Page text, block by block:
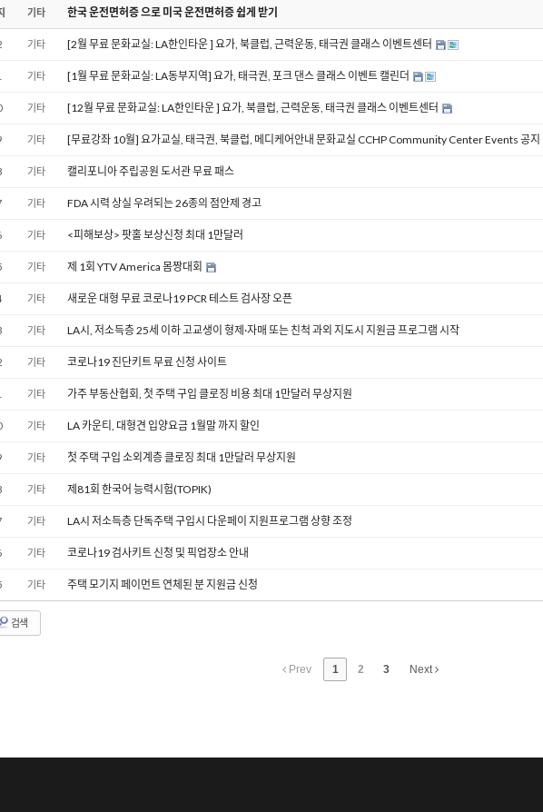
기타 한국 운전면허증 으로 미국 운전면허증 쉽게 받기
기타 [2월 무료 문화교실: LA한인타운 ] 요가, 북클럽, 근력운동, 태극권 클래스 이벤트센터
기타 [1월 무료 문화교실: LA동부지역] 요가, 태극권, 포크 댄스 클래스 이벤트 캘린더
기타 [12월 무료 문화교실: LA한인타운 ] 요가, 북클럽, 근력운동, 태극권 클래스 이벤트센터
기타 [무료강좌 10월] 요가교실, 태극권, 북클럽, 메디케어안내 문화교실 CCHP Community Center Events 공지
기타 캘리포니아 주립공원 도서관 무료 패스
기타 FDA 시력 상실 우려되는 26종의 점안제 경고
기타 <피해보상> 팟홀 보상신청 최대 1만달러
기타 제 1회 YTV America 몸짱대회
기타 새로운 대형 무료 코로나19 PCR 테스트 검사장 오픈
기타 LA시, 저소득층 25세 이하 고교생이 형제·자매 또는 친척 과외 지도시 지원금 프로그램 시작
기타 코로나19 진단키트 무료 신청 사이트
기타 가주 부동산협회, 첫 주택 구입 클로징 비용 최대 1만달러 무상지원
기타 LA 카운티, 대형견 입양요금 1월말 까지 할인
기타 첫 주택 구입 소외계층 클로징 최대 1만달러 무상지원
기타 제81회 한국어 능력시험(TOPIK)
기타 LA시 저소득층 단독주택 구입시 다운페이 지원프로그램 상향 조정
기타 코로나19 검사키트 신청 및 픽업장소 안내
기타 주택 모기지 페이먼트 연체된 분 지원금 신청
검색
Prev 1 2 3 Next